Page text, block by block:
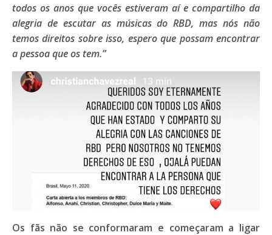
todos os anos que vocês estiveram aí e compartilho da
alegria de escutar as músicas do RBD, mas nós não
temos direitos sobre isso, espero que possam encontrar
a pessoa que os tem.”
Os fãs não se conformaram e começaram a ligar